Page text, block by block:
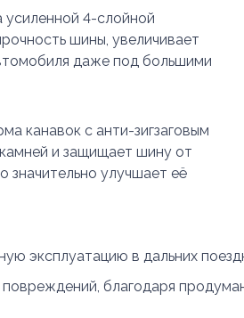
4-слойной
шины, увеличивает
даже под большими
канавок с анти-зигзаговым
и защищает шину от
значительно улучшает её
эксплуатацию в дальних
благодаря